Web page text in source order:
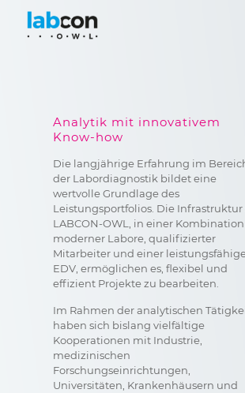
Analytik mit innovativem
Know-how
Die langjährige Erfahrung im
der Labordiagnostik bildet eine
wertvolle Grundlage des
Leistungsportfolios. Die Infrastruktur
LABCON-OWL, in einer Kombination
moderner Labore, qualifizierter
Mitarbeiter und einer
EDV, ermöglichen es, flexibel und
effizient Projekte zu bearbeiten.
Im Rahmen der analytischen
haben sich bislang vielfältige
Kooperationen mit Industrie,
medizinischen
Forschungseinrichtungen,
Universitäten, Krankenhäusern und